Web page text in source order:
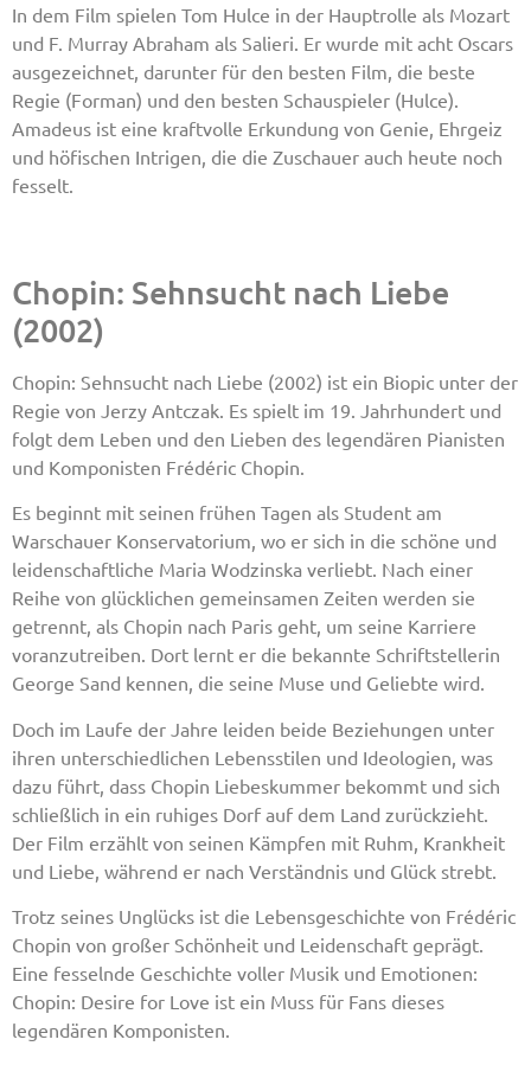
In dem Film spielen Tom Hulce in der Hauptrolle als Mozart
und F. Murray Abraham als Salieri. Er wurde mit acht Oscars
ausgezeichnet, darunter für den besten Film, die beste
Regie (Forman) und den besten Schauspieler (Hulce).
Amadeus ist eine kraftvolle Erkundung von Genie, Ehrgeiz
und höfischen Intrigen, die die Zuschauer auch heute noch
fesselt.
Chopin: Sehnsucht nach Liebe
(2002)
Chopin: Sehnsucht nach Liebe (2002) ist ein Biopic unter der
Regie von Jerzy Antczak. Es spielt im 19. Jahrhundert und
folgt dem Leben und den Lieben des legendären Pianisten
und Komponisten Frédéric Chopin.
Es beginnt mit seinen frühen Tagen als Student am
Warschauer Konservatorium, wo er sich in die schöne und
leidenschaftliche Maria Wodzinska verliebt. Nach einer
Reihe von glücklichen gemeinsamen Zeiten werden sie
getrennt, als Chopin nach Paris geht, um seine Karriere
voranzutreiben. Dort lernt er die bekannte Schriftstellerin
George Sand kennen, die seine Muse und Geliebte wird.
Doch im Laufe der Jahre leiden beide Beziehungen unter
ihren unterschiedlichen Lebensstilen und Ideologien, was
dazu führt, dass Chopin Liebeskummer bekommt und sich
schließlich in ein ruhiges Dorf auf dem Land zurückzieht.
Der Film erzählt von seinen Kämpfen mit Ruhm, Krankheit
und Liebe, während er nach Verständnis und Glück strebt.
Trotz seines Unglücks ist die Lebensgeschichte von Frédéric
Chopin von großer Schönheit und Leidenschaft geprägt.
Eine fesselnde Geschichte voller Musik und Emotionen:
Chopin: Desire for Love ist ein Muss für Fans dieses
legendären Komponisten.